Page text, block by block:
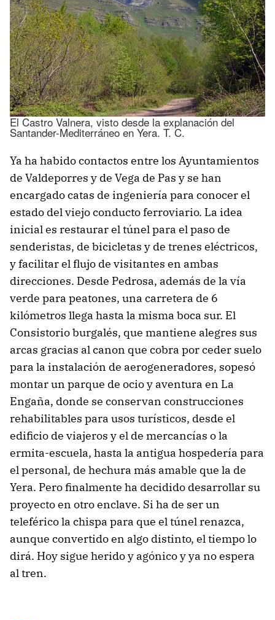
El Castro Valnera, visto desde la explanación del
Santander-Mediterráneo en Yera. T. C.
Ya ha habido contactos entre los Ayuntamientos
de Valdeporres y de Vega de Pas y se han
encargado catas de ingeniería para conocer el
estado del viejo conducto ferroviario. La idea
inicial es restaurar el túnel para el paso de
senderistas, de bicicletas y de trenes eléctricos,
y facilitar el flujo de visitantes en ambas
direcciones. Desde Pedrosa, además de la vía
verde para peatones, una carretera de 6
kilómetros llega hasta la misma boca sur. El
Consistorio burgalés, que mantiene alegres sus
arcas gracias al canon que cobra por ceder suelo
para la instalación de aerogeneradores, sopesó
montar un parque de ocio y aventura en La
Engaña, donde se conservan construcciones
rehabilitables para usos turísticos, desde el
edificio de viajeros y el de mercancías o la
ermita-escuela, hasta la antigua hospedería para
el personal, de hechura más amable que la de
Yera. Pero finalmente ha decidido desarrollar su
proyecto en otro enclave. Si ha de ser un
teleférico la chispa para que el túnel renazca,
aunque convertido en algo distinto, el tiempo lo
dirá. Hoy sigue herido y agónico y ya no espera
al tren.